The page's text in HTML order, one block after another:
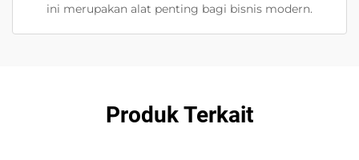
ini merupakan alat penting bagi bisnis modern.
Produk Terkait